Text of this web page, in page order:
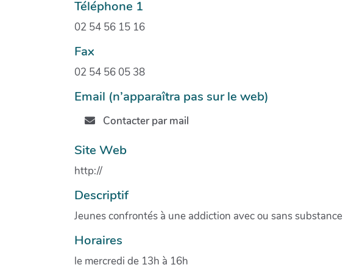
Téléphone 1
02 54 56 15 16
Fax
02 54 56 05 38
Email (n’apparaîtra pas sur le web)
Contacter par mail
Site Web
http://
Descriptif
Jeunes confrontés à une addiction avec ou sans substance
Horaires
le mercredi de 13h à 16h